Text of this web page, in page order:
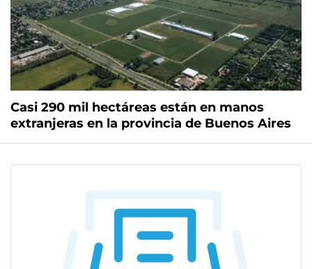
Casi 290 mil hectáreas están en manos
extranjeras en la provincia de Buenos Aires